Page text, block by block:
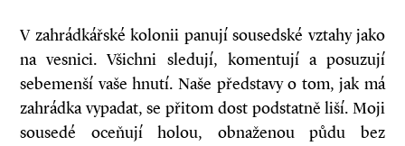
V zahrádkářské kolonii panují sousedské vztahy jako
na vesnici. Všichni sledují, komentují a posuzují
sebemenší vaše hnutí. Naše představy o tom, jak má
zahrádka vypadat, se přitom dost podstatně liší. Moji
sousedé oceňují holou, obnaženou půdu bez